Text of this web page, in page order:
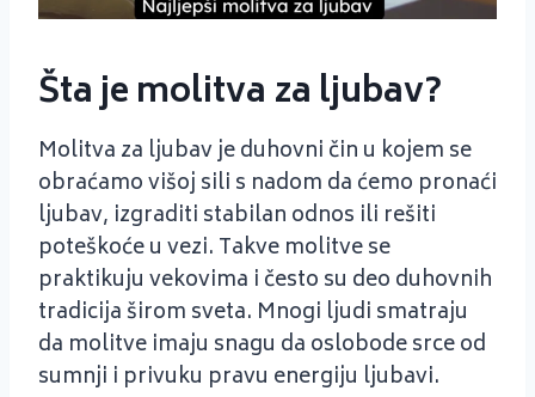
Šta je molitva za ljubav?
Molitva za ljubav je duhovni čin u kojem se
obraćamo višoj sili s nadom da ćemo pronaći
ljubav, izgraditi stabilan odnos ili rešiti
poteškoće u vezi. Takve molitve se
praktikuju vekovima i često su deo duhovnih
tradicija širom sveta. Mnogi ljudi smatraju
da molitve imaju snagu da oslobode srce od
sumnji i privuku pravu energiju ljubavi.